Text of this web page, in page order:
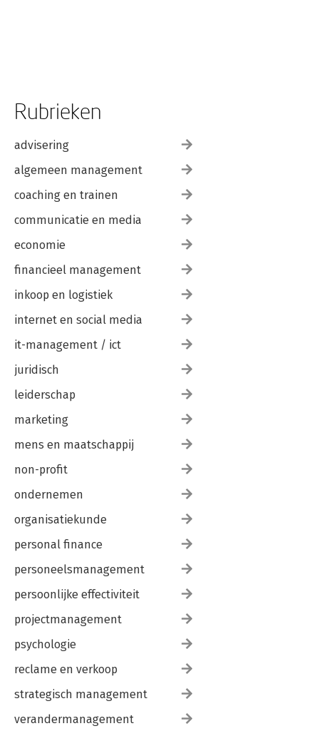
Rubrieken
advisering
algemeen management
coaching en trainen
communicatie en media
economie
financieel management
inkoop en logistiek
internet en social media
it-management / ict
juridisch
leiderschap
marketing
mens en maatschappij
non-profit
ondernemen
organisatiekunde
personal finance
personeelsmanagement
persoonlijke effectiviteit
projectmanagement
psychologie
reclame en verkoop
strategisch management
verandermanagement